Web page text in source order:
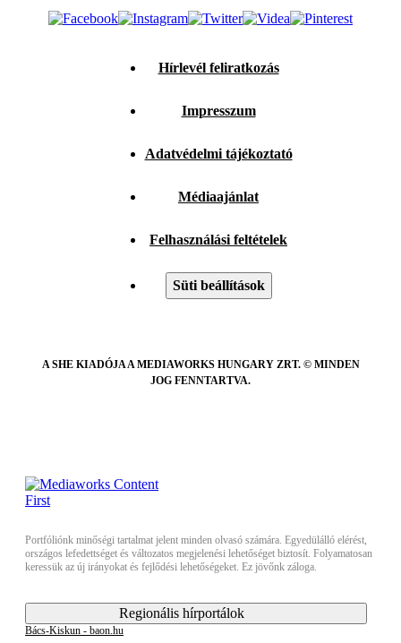
Hírlevél feliratkozás
Impresszum
Adatvédelmi tájékoztató
Médiaajánlat
Felhasználási feltételek
Süti beállítások
A SHE KIADÓJA A MEDIAWORKS HUNGARY ZRT. © MINDEN
JOG FENNTARTVA.
Portfóliónk minőségi tartalmat jelent minden olvasó számára. Egyedülálló elérést,
országos lefedettséget és változatos megjelenési lehetőséget biztosít. Folyamatosan
keressük az új irányokat és fejlődési lehetőségeket. Ez jövőnk záloga.
Regionális hírportálok
Bács-Kiskun - baon.hu